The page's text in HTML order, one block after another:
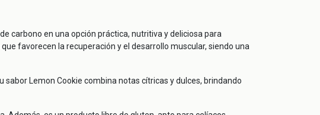
carbono en una opción práctica, nutritiva y deliciosa para
favorecen la recuperación y el desarrollo muscular, siendo una
Lemon Cookie combina notas cítricas y dulces, brindando